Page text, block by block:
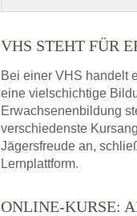
VHS STEHT FÜR
Bei einer VHS handelt
eine vielschichtige
Erwachsenenbildung
verschiedenste
Jägersfreude an,
Lernplattform.
ONLINE-KURSE: